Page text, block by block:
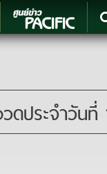
ดประจำวันที่